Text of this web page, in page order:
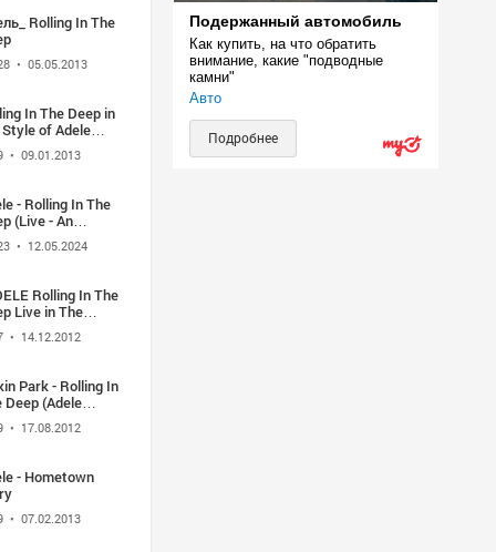
Rolling In The
• 05.05.2013
In The Deep in
of Adele
lyrics no lead
YouTube
• 09.01.2013
- Rolling In The
(Live - An
With Adele)
• 12.05.2024
Rolling In The
Live in The
of Holland 2010
• 14.12.2012
Park - Rolling In
Deep (Adele
- Live) Linkin
- Rolling In The
• 17.08.2012
- Hometown
• 07.02.2013
Подержанный автомобиль
Как купить, на что обратить
внимание, какие "подводные
камни"
Авто
Подробнее